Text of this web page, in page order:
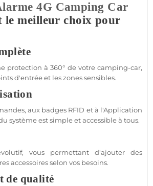
4G Camping Car
le meilleur choix pour
protection à 360° de votrecamping-car,
d'entrée et les zones sensibles.
aux badges RFID et à l'Application
systèmeest simple et accessible à tous.
vous permettant d'ajouter des
accessoiresselon vos besoins.
de qualité